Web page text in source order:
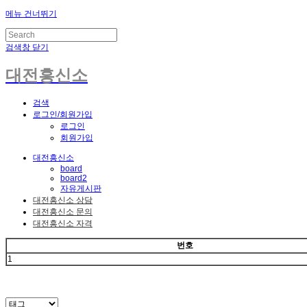
메뉴 건너뛰기
검색창 닫기
대전흥신소
검색
로그인/회원가입
로그인
회원가입
대전흥신소
board
board2
자유게시판
대전흥신소 상담
대전흥신소 문의
대전흥신소 자격
번호
1